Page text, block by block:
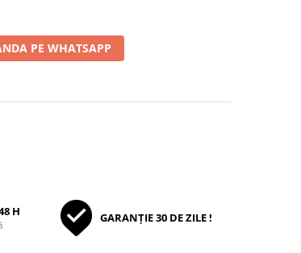
PE WHATSAPP
H GARANȚIE 30 DE ZILE !